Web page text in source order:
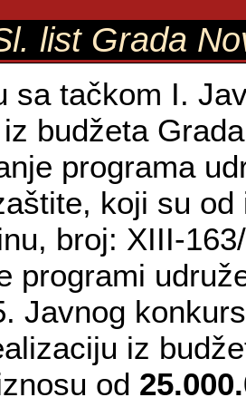
list Grada
sa tačkom I.
budžeta
programa
koji su
broj: XIII-
programi
Javnog
iz
od